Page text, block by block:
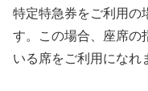
特定特急券をご利用の
す。この場合、座席の
いる席をご利用になれ